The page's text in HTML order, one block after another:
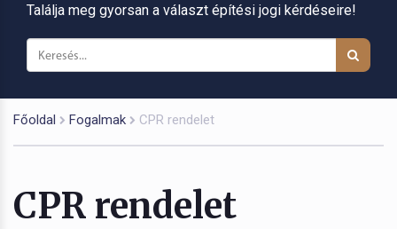
Találja meg gyorsan a választ építési jogi kérdéseire!
Főoldal Fogalmak CPR rendelet
CPR rendelet